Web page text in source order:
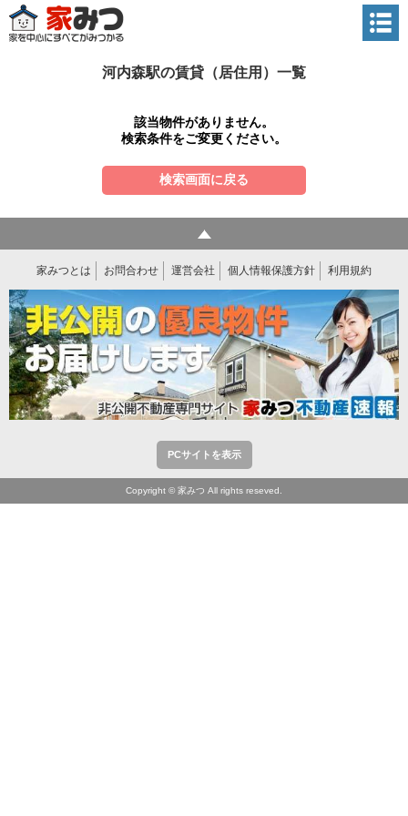
河内森駅の賃貸（居住用）一覧
該当物件がありません。
検索条件をご変更ください。
検索画面に戻る
家みつとは お問合わせ 運営会社 個人情報保護方針 利用規約
PCサイトを表示
Copyright © 家みつ All rights reseved.